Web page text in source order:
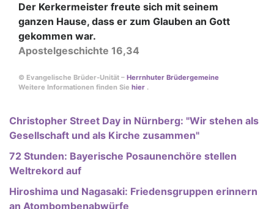
Der Kerkermeister freute sich mit seinem
ganzen Hause, dass er zum Glauben an Gott
gekommen war.
Apostelgeschichte 16,34
© Evangelische Brüder-Unität – Herrnhuter Brüdergemeine
Weitere Informationen finden Sie hier .
Christopher Street Day in Nürnberg: "Wir stehen als
Gesellschaft und als Kirche zusammen"
72 Stunden: Bayerische Posaunenchöre stellen
Weltrekord auf
Hiroshima und Nagasaki: Friedensgruppen erinnern
an Atombombenabwürfe